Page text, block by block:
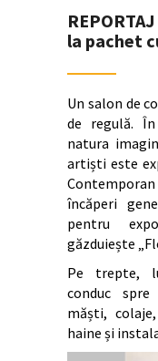
la pachet
Un salon de
de regulă.
natura
artiști este
încăperi
pentru
găzduiește
Pe trepte,
conduc
măști,
haine și